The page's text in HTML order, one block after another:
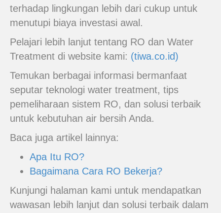
terhadap lingkungan lebih dari cukup untuk
menutupi biaya investasi awal.
Pelajari lebih lanjut tentang RO dan Water
Treatment di website kami: (tiwa.co.id)
Temukan berbagai informasi bermanfaat
seputar teknologi water treatment, tips
pemeliharaan sistem RO, dan solusi terbaik
untuk kebutuhan air bersih Anda.
Baca juga artikel lainnya:
Apa Itu RO?
Bagaimana Cara RO Bekerja?
Kunjungi halaman kami untuk mendapatkan
wawasan lebih lanjut dan solusi terbaik dalam